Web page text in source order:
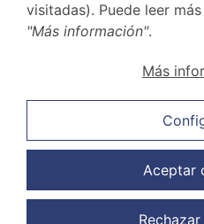
Política de privacidad
Política de protección de datos
Copyright © 2026 G.Elías &
visitadas). Puede leer
"Más información".
Más
Aceptar